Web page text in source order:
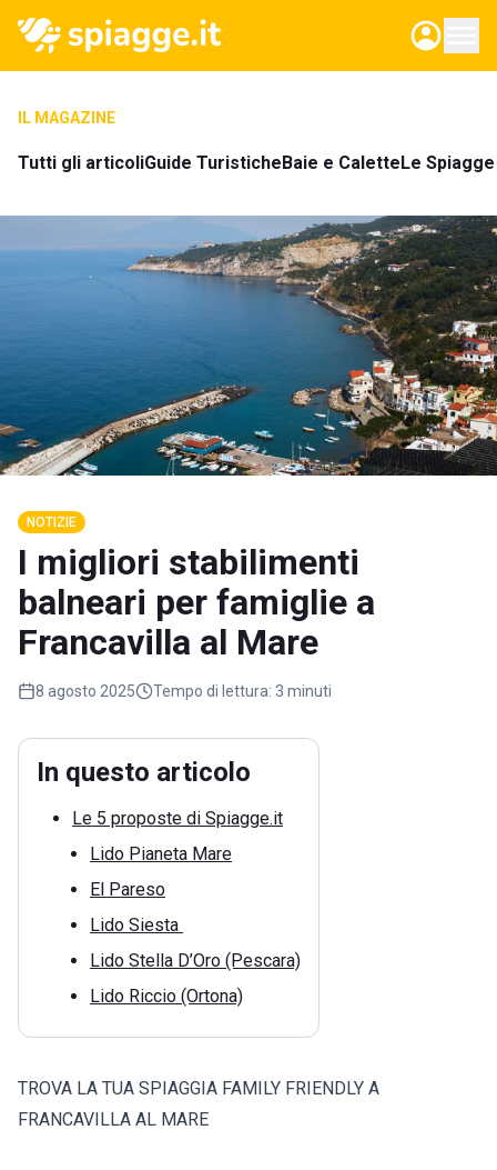
IL MAGAZINE
Tutti gli articoliGuide TuristicheBaie e CaletteLe
NOTIZIE
I migliori stabilimenti
balneari per famiglie a
Francavilla al Mare
8 agosto 2025 Tempo di lettura: 3 minuti
In questo articolo
Le 5 proposte di Spiagge.it
Lido Pianeta Mare
El Pareso
Lido Siesta
Lido Stella D’Oro (Pescara)
Lido Riccio (Ortona)
TROVA LA TUA SPIAGGIA FAMILY FRIENDLY A
FRANCAVILLA AL MARE